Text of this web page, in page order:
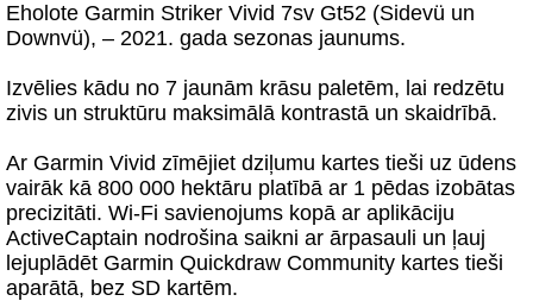
Eholote Garmin Striker Vivid 7sv Gt52 (Sidevü un
Downvü), – 2021. gada sezonas jaunums.
Izvēlies kādu no 7 jaunām krāsu paletēm, lai redzētu
zivis un struktūru maksimālā kontrastā un skaidrībā.
Ar Garmin Vivid zīmējiet dziļumu kartes tieši uz ūdens
vairāk kā 800 000 hektāru platībā ar 1 pēdas izobātas
precizitāti. Wi-Fi savienojums kopā ar aplikāciju
ActiveCaptain nodrošina saikni ar ārpasauli un ļauj
lejuplādēt Garmin Quickdraw Community kartes tieši
aparātā, bez SD kartēm.